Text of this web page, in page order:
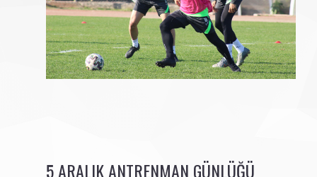
5 ARALIK ANTRENMAN GÜNLÜĞÜ